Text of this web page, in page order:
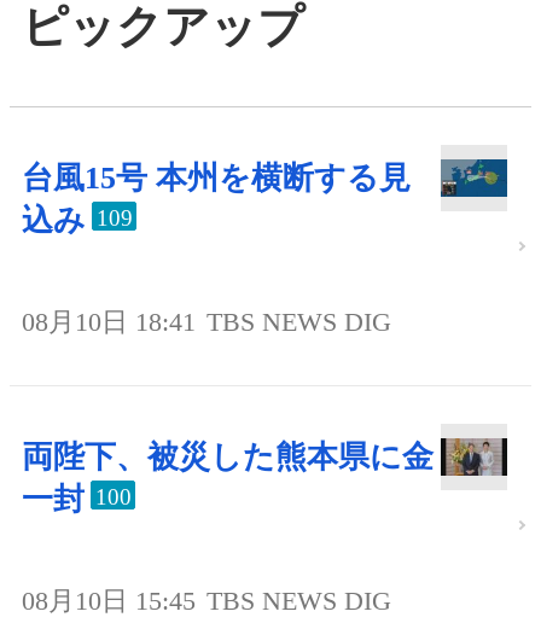
ピックアップ
台風15号 本州を横断する見
込み 109
08月10日 18:41 TBS NEWS DIG
両陛下、被災した熊本県に金
一封 100
08月10日 15:45 TBS NEWS DIG